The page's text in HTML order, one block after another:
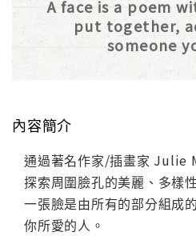
A face is a poem
put together,
someone
內容簡介
通過著名作家/插畫家 Julie
探索周圍臉孔的美麗、多樣
一張臉是由所有的部分組成
你所愛的人。